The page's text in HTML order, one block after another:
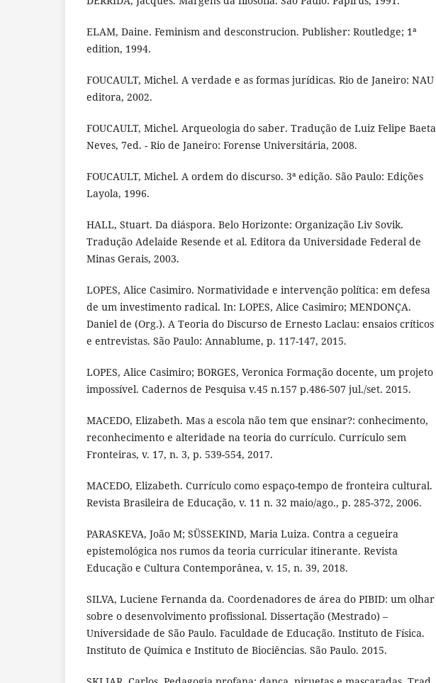
ELAM, Daine. Feminism and desconstrucion. Publisher: Routledge; 1ª
edition, 1994.
FOUCAULT, Michel. A verdade e as formas jurídicas. Rio de Janeiro: NAU
editora, 2002.
FOUCAULT, Michel. Arqueologia do saber. Tradução de Luiz Felipe Baeta
Neves, 7ed. - Rio de Janeiro: Forense Universitária, 2008.
FOUCAULT, Michel. A ordem do discurso. 3ª edição. São Paulo: Edições
Layola, 1996.
HALL, Stuart. Da diáspora. Belo Horizonte: Organização Liv Sovik.
Tradução Adelaide Resende et al. Editora da Universidade Federal de
Minas Gerais, 2003.
LOPES, Alice Casimiro. Normatividade e intervenção política: em defesa
de um investimento radical. In: LOPES, Alice Casimiro; MENDONÇA.
Daniel de (Org.). A Teoria do Discurso de Ernesto Laclau: ensaios críticos
e entrevistas. São Paulo: Annablume, p. 117-147, 2015.
LOPES, Alice Casimiro; BORGES, Veronica Formação docente, um projeto
impossível. Cadernos de Pesquisa v.45 n.157 p.486-507 jul./set. 2015.
MACEDO, Elizabeth. Mas a escola não tem que ensinar?: conhecimento,
reconhecimento e alteridade na teoria do currículo. Currículo sem
Fronteiras, v. 17, n. 3, p. 539-554, 2017.
MACEDO, Elizabeth. Currículo como espaço-tempo de fronteira cultural.
Revista Brasileira de Educação, v. 11 n. 32 maio/ago., p. 285-372, 2006.
PARASKEVA, João M; SÜSSEKIND, Maria Luiza. Contra a cegueira
epistemológica nos rumos da teoria curricular itinerante. Revista
Educação e Cultura Contemporânea, v. 15, n. 39, 2018.
SILVA, Luciene Fernanda da. Coordenadores de área do PIBID: um olhar
sobre o desenvolvimento profissional. Dissertação (Mestrado) –
Universidade de São Paulo. Faculdade de Educação. Instituto de Física.
Instituto de Química e Instituto de Biociências. São Paulo. 2015.